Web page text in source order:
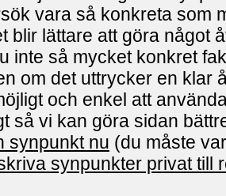
vara så konkreta som
blir lättare att göra något
inte så mycket konkret
om det uttrycker en klar
och enkel att
så vi kan göra sidan
synpunkt nu (du måste
synpunkter privat till